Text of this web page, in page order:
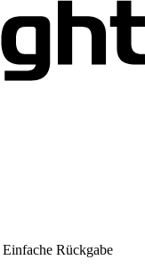
Einfache Rückgabe